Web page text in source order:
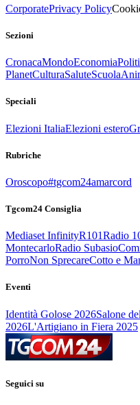
CorporatePrivacy Policy
Sezioni
CronacaMondoEconomia
PlanetCulturaSaluteScuola
Speciali
Elezioni ItaliaElezioni estero
Rubriche
Oroscopo#tgcom24amarcord
Tgcom24 Consiglia
Mediaset InfinityR101Radio
MontecarloRadio Subasio
PorroNon SprecareCotto e
Eventi
Identità Golose 2026Salone
2026L'Artigiano in Fiera 2025
Seguici su